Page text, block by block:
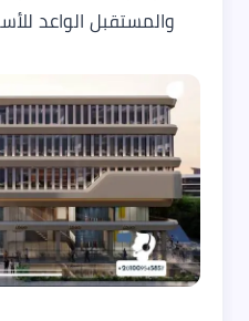
والمستقبل الواعد